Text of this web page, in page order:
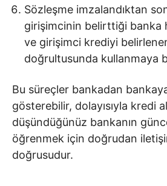
Sözleşme imzalandıktan
girişimcinin belirttiği banka
ve girişimci krediyi
doğrultusunda kullanmaya
Bu süreçler bankadan
gösterebilir, dolayısıyla kredi
düşündüğünüz bankanın
öğrenmek için doğrudan
doğrusudur.